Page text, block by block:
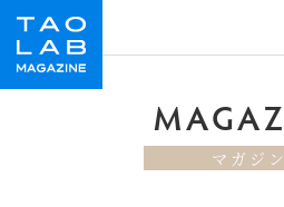
マガジン